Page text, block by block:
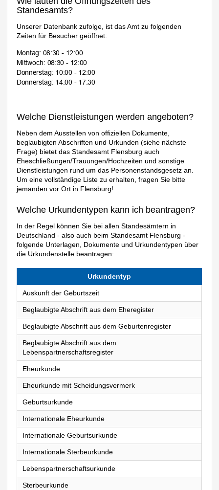
Standesamts?
Unserer Datenbank zufolge, ist das Amt zu folgenden
Zeiten für Besucher geöffnet:
Welche Dienstleistungen werden angeboten?
Neben dem Ausstellen von offiziellen Dokumente,
beglaubigten Abschriften und Urkunden (siehe nächste
Frage) bietet das Standesamt Flensburg auch
Eheschließungen/Trauungen/Hochzeiten und sonstige
Dienstleistungen rund um das Personenstandsgesetz an.
Um eine vollständige Liste zu erhalten, fragen Sie bitte
jemanden vor Ort in Flensburg!
Welche Urkundentypen kann ich beantragen?
In der Regel können Sie bei allen Standesämtern in
Deutschland - also auch beim Standesamt Flensburg -
folgende Unterlagen, Dokumente und Urkundentypen über
die Urkundenstelle beantragen:
Urkundentyp
Auskunft der Geburtszeit
Beglaubigte Abschrift aus dem Eheregister
Beglaubigte Abschrift aus dem Geburtenregister
Beglaubigte Abschrift aus dem
Lebenspartnerschaftsregister
Eheurkunde
Eheurkunde mit Scheidungsvermerk
Geburtsurkunde
Internationale Eheurkunde
Internationale Geburtsurkunde
Internationale Sterbeurkunde
Lebenspartnerschaftsurkunde
Sterbeurkunde